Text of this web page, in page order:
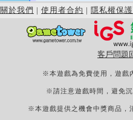
關於我們 | 使用者合約 | 隱私權保護
客戶問題
※本遊戲為免費使用，遊戲
※請注意遊戲時間，避免
※本遊戲提供之機會中獎商品，